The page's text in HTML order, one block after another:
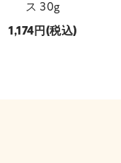
ス 30g
1,174 (税込)